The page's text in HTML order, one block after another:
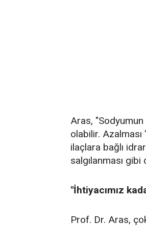
Aras,
olabilir.
ilaçlara bağlı
salgılanması
"İhtiyacımız
Prof. Dr. Aras,